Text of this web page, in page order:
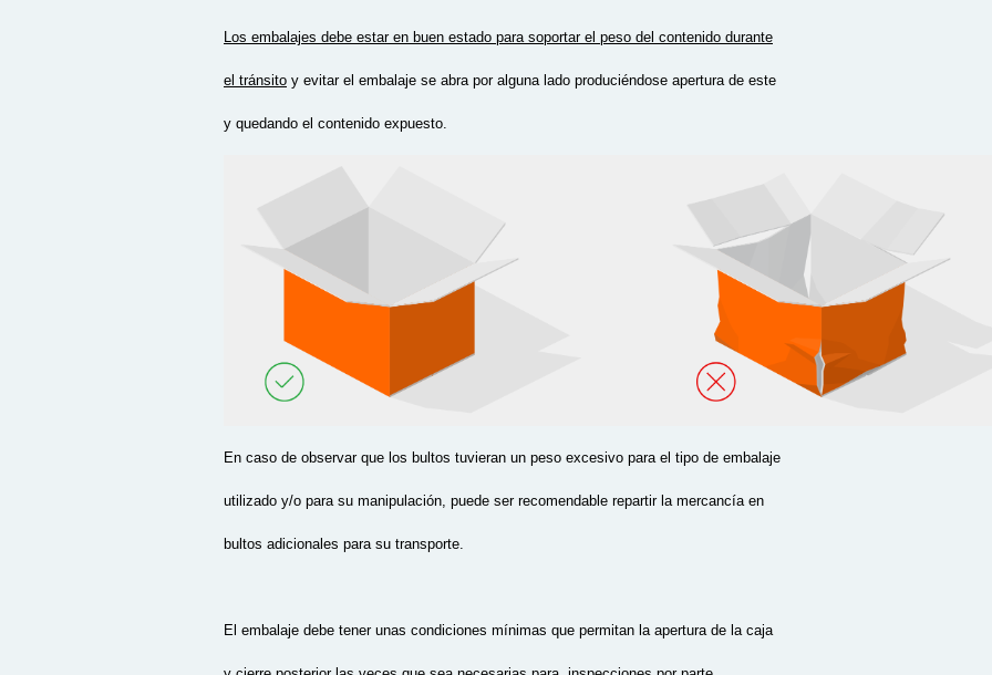
Los embalajes debe estar en buen estado para soportar el peso del contenido durante
el tránsito y evitar el embalaje se abra por alguna lado produciéndose apertura de este
y quedando el contenido expuesto.
En caso de observar que los bultos tuvieran un peso excesivo para el tipo de embalaje
utilizado y/o para su manipulación, puede ser recomendable repartir la mercancía en
bultos adicionales para su transporte
El embalaje debe tener unas condiciones mínimas que permitan la apertura de la caja